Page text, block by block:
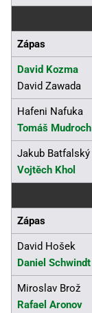
Zápas
David Kozma
David Zawada
Hafeni Nafuka
Tomáš Mudroch
Jakub Batfalský
Vojtěch Khol
Zápas
David Hošek
Daniel Schwindt
Miroslav Brož
Rafael Aronov